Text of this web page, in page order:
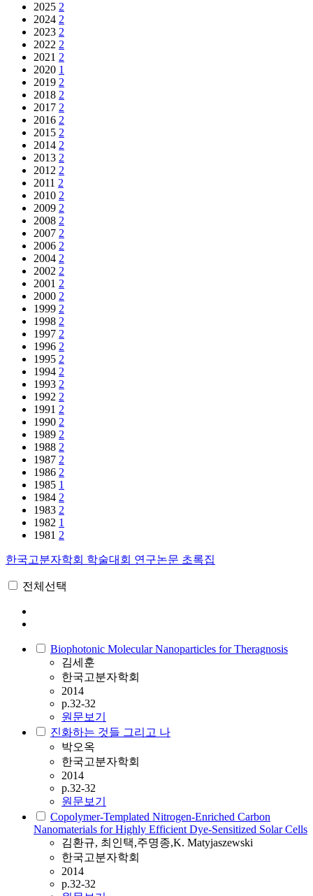
2025 2
2024 2
2023 2
2022 2
2021 2
2020 1
2019 2
2018 2
2017 2
2016 2
2015 2
2014 2
2013 2
2012 2
2011 2
2010 2
2009 2
2008 2
2007 2
2006 2
2004 2
2002 2
2001 2
2000 2
1999 2
1998 2
1997 2
1996 2
1995 2
1994 2
1993 2
1992 2
1991 2
1990 2
1989 2
1988 2
1987 2
1986 2
1985 1
1984 2
1983 2
1982 1
1981 2
한국고분자학회 학술대회 연구논문 초록집
전체선택
Biophotonic Molecular Nanoparticles for Theragnosis
김세훈
한국고분자학회
2014
p.32-32
원문보기
진화하는 것들 그리고 나
박오옥
한국고분자학회
2014
p.32-32
원문보기
Copolymer-Templated Nitrogen-Enriched Carbon
Nanomaterials for Highly Efficient Dye-Sensitized Solar Cells
김환규, 최인택,주명종,K. Matyjaszewski
한국고분자학회
2014
p.32-32